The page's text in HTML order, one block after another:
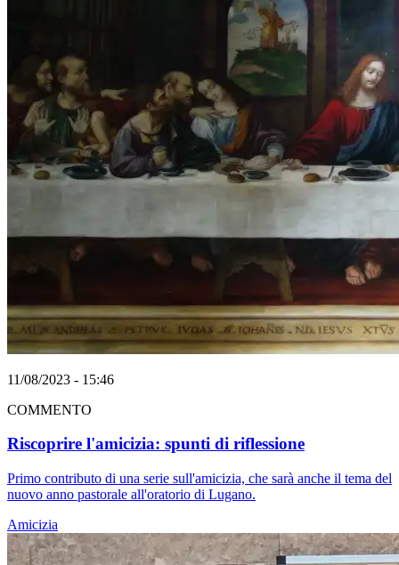
11/08/2023 - 15:46
COMMENTO
Riscoprire l'amicizia: spunti di riflessione
Primo contributo di una serie sull'amicizia, che sarà anche il tema del
nuovo anno pastorale all'oratorio di Lugano.
Amicizia